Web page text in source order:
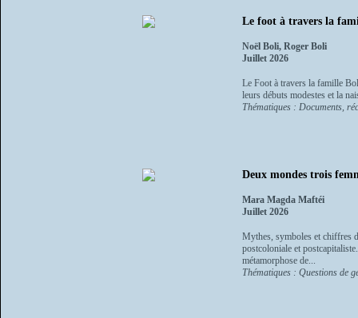
Le foot à travers la
Noël Boli, Roger Boli
Juillet 2026
Le Foot à travers la famille
leurs débuts modestes et la
Thématiques : Documents,
Deux mondes trois
Mara Magda Maftéi
Juillet 2026
Mythes, symboles et chiffres
postcoloniale et
métamorphose de...
Thématiques : Questions de